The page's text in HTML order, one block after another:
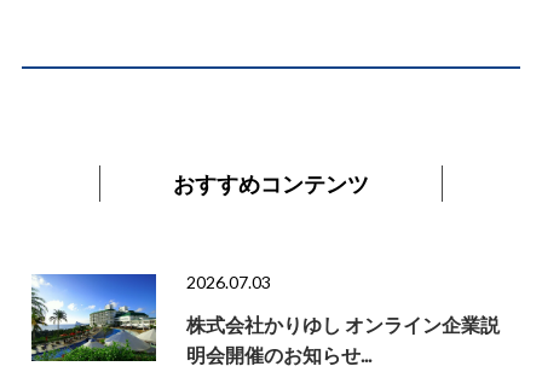
おすすめコンテンツ
2026.07.03
株式会社かりゆし オンライン企業説
明会開催のお知らせ...